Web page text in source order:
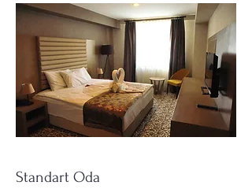
Standart Oda